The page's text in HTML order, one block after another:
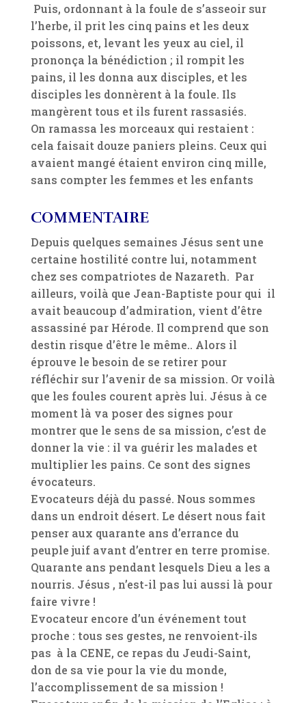
Puis, ordonnant à la foule de s’asseoir sur
l’herbe, il prit les cinq pains et les deux
poissons, et, levant les yeux au ciel, il
prononça la bénédiction ; il rompit les
pains, il les donna aux disciples, et les
disciples les donnèrent à la foule. Ils
mangèrent tous et ils furent rassasiés.
On ramassa les morceaux qui restaient :
cela faisait douze paniers pleins. Ceux qui
avaient mangé étaient environ cinq mille,
sans compter les femmes et les enfants
COMMENTAIRE
Depuis quelques semaines Jésus sent une
certaine hostilité contre lui, notamment
chez ses compatriotes de Nazareth. Par
ailleurs, voilà que Jean-Baptiste pour qui il
avait beaucoup d’admiration, vient d’être
assassiné par Hérode. Il comprend que son
destin risque d’être le même.. Alors il
éprouve le besoin de se retirer pour
réfléchir sur l’avenir de sa mission. Or voilà
que les foules courent après lui. Jésus à ce
moment là va poser des signes pour
montrer que le sens de sa mission, c’est de
donner la vie : il va guérir les malades et
multiplier les pains. Ce sont des signes
évocateurs.
Evocateurs déjà du passé. Nous sommes
dans un endroit désert. Le désert nous fait
penser aux quarante ans d’errance du
peuple juif avant d’entrer en terre promise.
Quarante ans pendant lesquels Dieu a les a
nourris. Jésus , n’est-il pas lui aussi là pour
faire vivre !
Evocateur encore d’un événement tout
proche : tous ses gestes, ne renvoient-ils
pas à la CENE, ce repas du Jeudi-Saint,
don de sa vie pour la vie du monde,
l’accomplissement de sa mission !